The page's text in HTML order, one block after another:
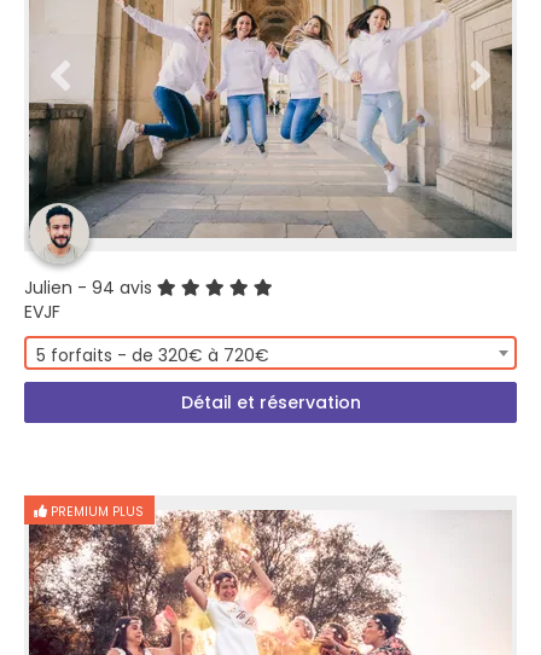
Julien - 94 avis
EVJF
5 forfaits - de 320€ à 720€
Détail et réservation
PREMIUM PLUS